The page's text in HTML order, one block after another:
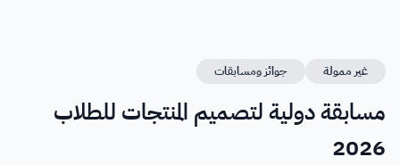
غير ممولة جوائز ومسابقات
مسابقة دولية لتصميم المنتجات للطلاب
2026